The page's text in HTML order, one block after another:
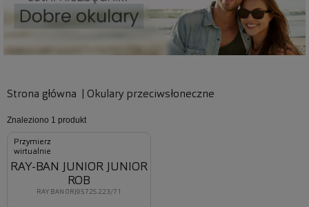
Strona główna Okulary przeciwsłoneczne
Znaleziono 1 produkt
Przymierz
wirtualnie
RAY BAN 0RJ9572S 223/71
RAY-BAN JUNIOR JUNIOR
ROB